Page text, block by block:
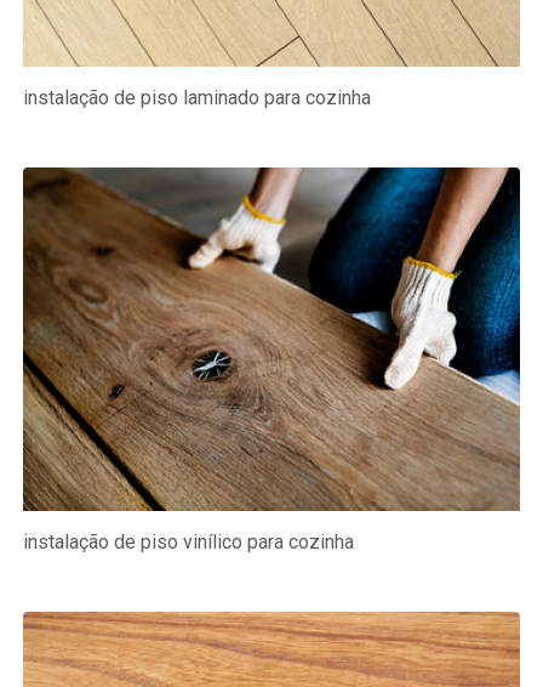
instalação de piso laminado para cozinha
instalação de piso vinílico para cozinha